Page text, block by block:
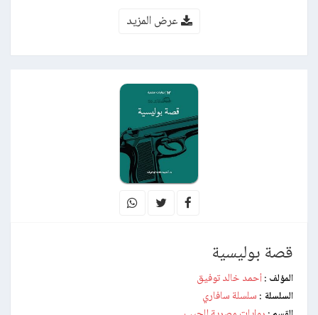
عرض المزيد
قصة بوليسية
المؤلف : أحمد خالد توفيق
السلسلة : سلسلة سافاري